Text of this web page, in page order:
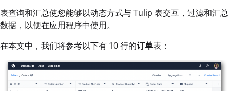
表查询和汇总使您能够以动态方式与 Tulip 表交互，过滤和汇总
数据，以便在应用程序中使用。
在本文中，我们将参考以下有 10 行的订单表：